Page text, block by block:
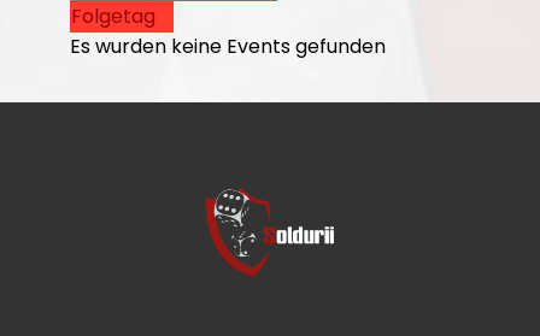
Folgetag
Es wurden keine Events gefunden